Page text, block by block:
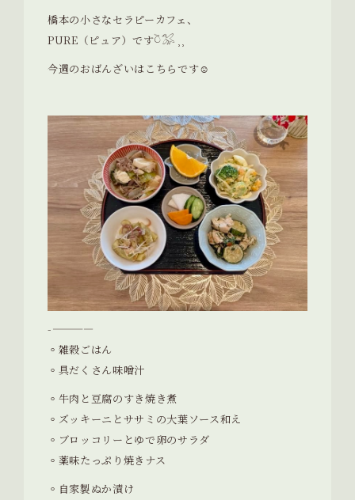
橋本の小さなセラピーカフェ、
PURE（ピュア）です𓎤𓅮 ⸒⸒
今週のおばんざいはこちらです☺︎
-————
◦雑穀ごはん
◦具だくさん味噌汁
◦牛肉と豆腐のすき焼き煮
◦ズッキーニとササミの大葉ソース和え
◦ブロッコリーとゆで卵のサラダ
◦薬味たっぷり焼きナス
◦自家製ぬか漬け